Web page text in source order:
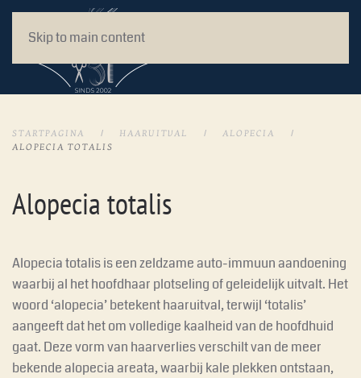
Skip to main content
STARTPAGINA HAARUITVAL
ALOPECIA
ALOPECIA TOTALIS
Alopecia totalis
Alopecia totalis is een zeldzame auto-immuun aandoening
waarbij al het hoofdhaar plotseling of geleidelijk uitvalt. Het
woord ‘alopecia’ betekent haaruitval, terwijl ‘totalis’
aangeeft dat het om volledige kaalheid van de hoofdhuid
gaat. Deze vorm van haarverlies verschilt van de meer
bekende alopecia areata, waarbij kale plekken ontstaan,